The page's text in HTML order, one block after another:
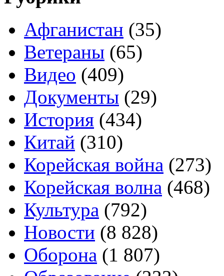
Афганистан (35)
Ветераны (65)
Видео (409)
Документы (29)
История (434)
Китай (310)
Корейская война (273)
Корейская волна (468)
Культура (792)
Новости (8 828)
Оборона (1 807)